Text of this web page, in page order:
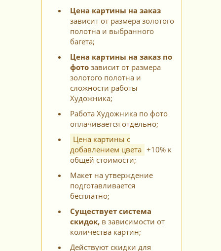
Цена картины на заказ
зависит от размера золотого
полотна и выбранного
багета;
Цена картины на заказ по
фото зависит от размера
золотого полотна и
сложности работы
Художника;
Работа Художника по фото
оплачивается отдельно;
Цена картины с
добавлением цвета +10% к
общей стоимости;
Макет на утверждение
подготавливается
бесплатно;
Существует система
скидок, в зависимости от
количества картин;
Действуют скидки для